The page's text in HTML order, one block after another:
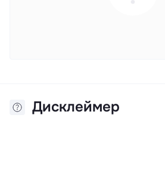
Дисклеймер